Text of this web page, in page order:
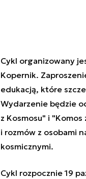
Cykl organizowany
Kopernik.
edukacją, które
Wydarzenie będzie
z Kosmosu" i
i rozmów z osobami
kosmicznymi.
Cykl rozpocznie 19